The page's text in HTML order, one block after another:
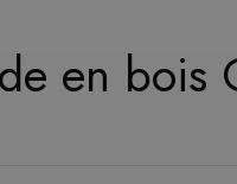
en bois